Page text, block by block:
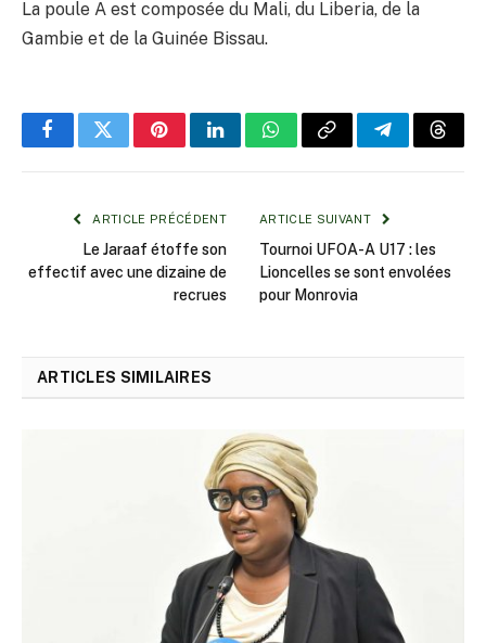
La poule A est composée du Mali, du Liberia, de la
Gambie et de la Guinée Bissau.
FacebookTwitterPinterestLinkedInWhatsApp
Copy
Telegram
ARTICLE PRÉCÉDENT
Le Jaraaf étoffe son
effectif avec une dizaine de
recrues
ARTICLE SUIVANT
Tournoi UFOA-A U17 : les
Lioncelles se sont envolées
pour Monrovia
ARTICLES SIMILAIRES